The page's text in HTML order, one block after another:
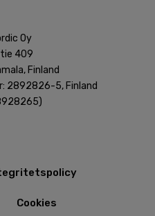
Oy
409
Finland
2892826-5, Finland
Cookies